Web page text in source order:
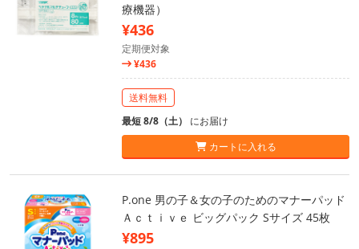
療機器）
¥436
定期便対象
¥436
送料無料
最短 8/8（土） にお届け
カートに入れる
P.one 男の子＆女の子のためのマナーパッド
Ａｃｔｉｖｅ ビッグパック Sサイズ 45枚
¥895